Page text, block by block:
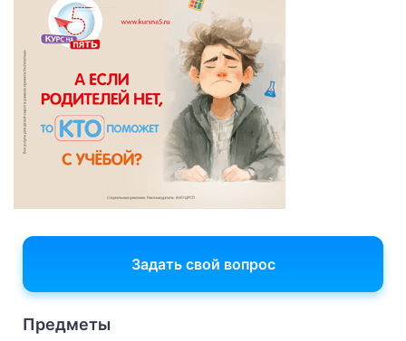
Задать свой вопрос
Предметы